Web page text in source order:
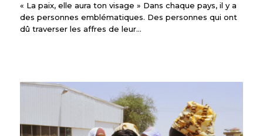
« La paix, elle aura ton visage » Dans chaque pays, il y a
des personnes emblématiques. Des personnes qui ont
dû traverser les affres de leur…